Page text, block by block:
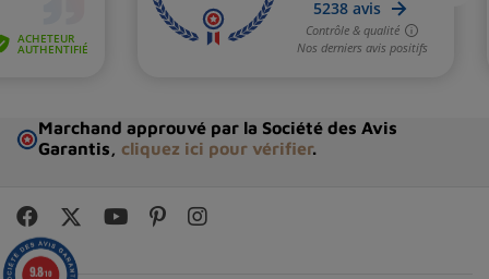
Marchand approuvé par la Société des Avis
Garantis, cliquez ici pour vérifier.
9.8/10